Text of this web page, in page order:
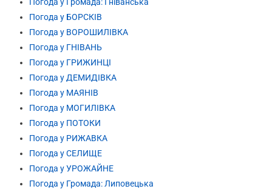
Погода у БОРСКІВ
Погода у ВОРОШИЛІВКА
Погода у ГНІВАНЬ
Погода у ГРИЖИНЦІ
Погода у ДЕМИДІВКА
Погода у МАЯНІВ
Погода у МОГИЛІВКА
Погода у ПОТОКИ
Погода у РИЖАВКА
Погода у СЕЛИЩЕ
Погода у УРОЖАЙНЕ
Погода у Громада: Липовецька